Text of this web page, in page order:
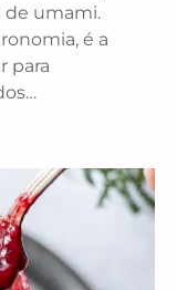
de umami.
é a
para